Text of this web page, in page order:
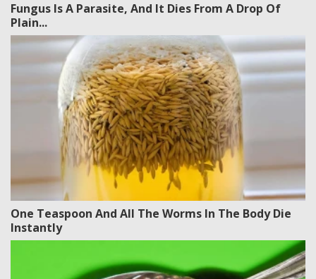
Fungus Is A Parasite, And It Dies From A Drop Of
Plain...
One Teaspoon And All The Worms In The Body Die
Instantly